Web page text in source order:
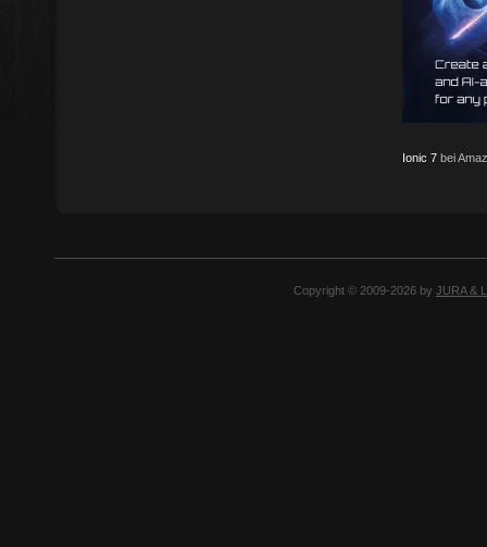
Ionic 7 bei
Copyright © 2009-2026 by JURA &